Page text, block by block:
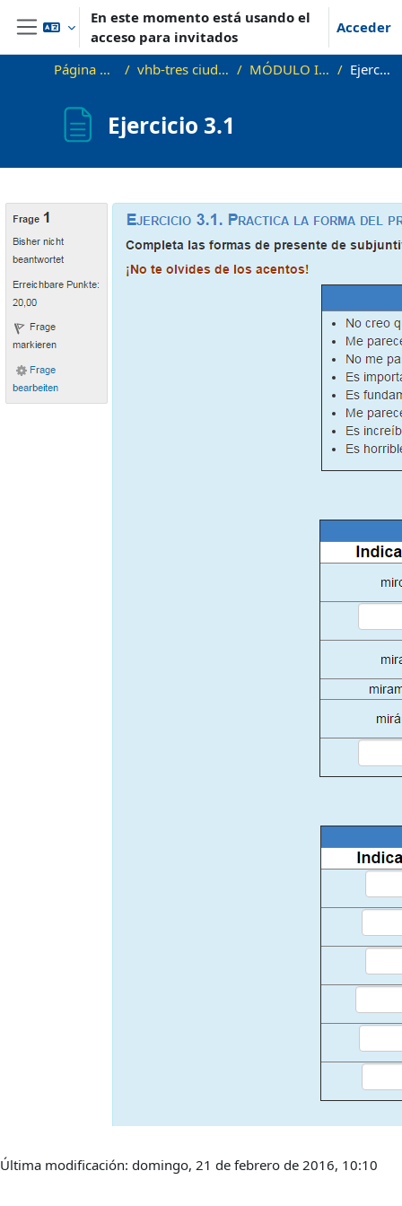
Salta al contenido principal
Panel lateral
En este momento está usando el
acceso para invitados
Acceder
Página Principal vhb-tres ciudades demo MÓDULO I. Bloque 2 Ejercicio 3.1
Ejercicio 3.1
Última modificación: domingo, 21 de febrero de 2016, 10:10